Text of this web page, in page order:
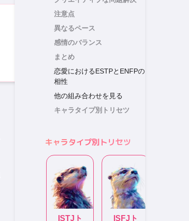
注意点
異なるペース
感情のバランス
まとめ
恋愛におけるESTPとENFPの
相性
他の組み合わせを見る
キャラタイプ別トリセツ
キャラタイプ別トリセツ
ISTJ ト ISFJ ト